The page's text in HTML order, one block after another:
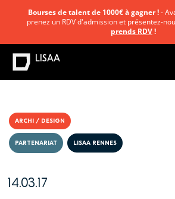
ARCHI / DESIGN
14.03.17
PARTENARIAT LISAA RENNES
Bourses de talent de 1000€ à gagner !-
prenez un RDV d'admission et présentez-
prends RDV!
LISAA